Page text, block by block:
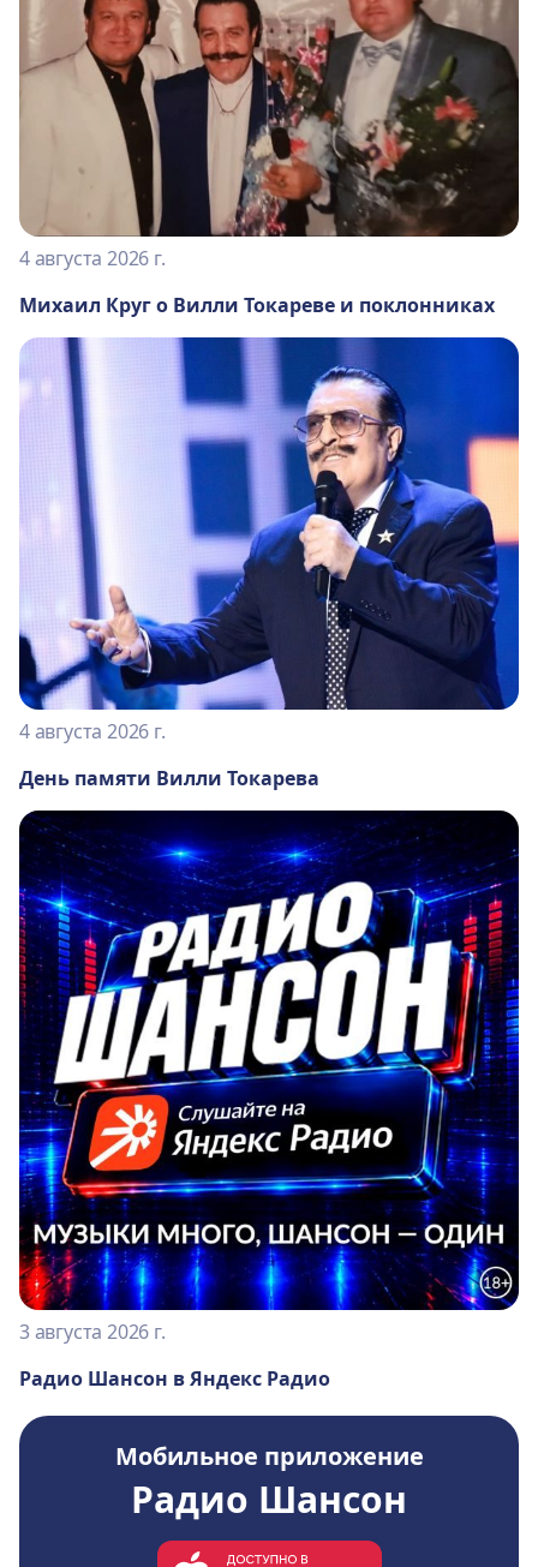
4 августа 2026 г.
Михаил Круг о Вилли Токареве и поклонниках
4 августа 2026 г.
День памяти Вилли Токарева
3 августа 2026 г.
Радио Шансон в Яндекс Радио
Мобильное приложение
Радио Шансон